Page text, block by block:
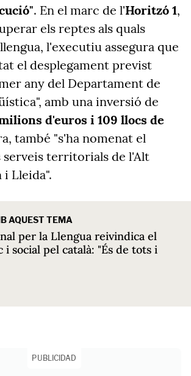
. En el marc de l'Horitzó 1,
els reptes als quals
l'executiu assegura que
el desplegament previst
any del Departament de
amb una inversió de
d'euros i 109 llocs de
també "s'ha nomenat el
territorials de l'Alt
i Lleida".
AQUEST TEMA
per la Llengua reivindica el
i social pel català: "És de tots i
PUBLICIDAD